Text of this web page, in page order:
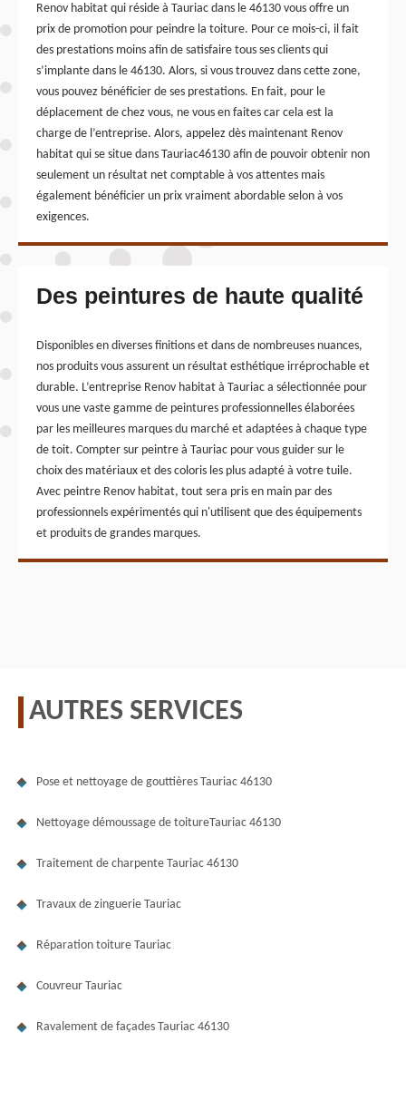
Renov habitat qui réside à Tauriac dans le 46130 vous offre un
prix de promotion pour peindre la toiture. Pour ce mois-ci, il fait
des prestations moins afin de satisfaire tous ses clients qui
s’implante dans le 46130. Alors, si vous trouvez dans cette zone,
vous pouvez bénéficier de ses prestations. En fait, pour le
déplacement de chez vous, ne vous en faites car cela est la
charge de l’entreprise. Alors, appelez dès maintenant Renov
habitat qui se situe dans Tauriac46130 afin de pouvoir obtenir non
seulement un résultat net comptable à vos attentes mais
également bénéficier un prix vraiment abordable selon à vos
exigences.
Des peintures de haute qualité
Disponibles en diverses finitions et dans de nombreuses nuances,
nos produits vous assurent un résultat esthétique irréprochable et
durable. L’entreprise Renov habitat à Tauriac a sélectionnée pour
vous une vaste gamme de peintures professionnelles élaborées
par les meilleures marques du marché et adaptées à chaque type
de toit. Compter sur peintre à Tauriac pour vous guider sur le
choix des matériaux et des coloris les plus adapté à votre tuile.
Avec peintre Renov habitat, tout sera pris en main par des
professionnels expérimentés qui n'utilisent que des équipements
et produits de grandes marques.
AUTRES SERVICES
Pose et nettoyage de gouttières Tauriac 46130
Nettoyage démoussage de toitureTauriac 46130
Traitement de charpente Tauriac 46130
Travaux de zinguerie Tauriac
Réparation toiture Tauriac
Couvreur Tauriac
Ravalement de façades Tauriac 46130